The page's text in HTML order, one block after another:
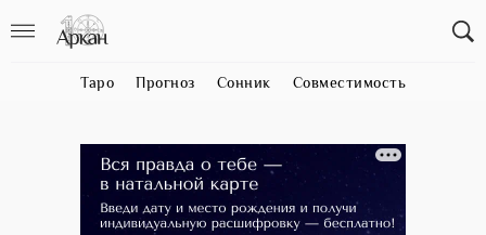
Таро Прогноз Сонник Совместимость